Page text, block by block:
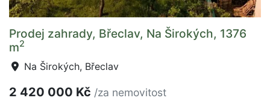
Prodej zahrady, Břeclav, Na Širokých, 1376
m2
Na Širokých, Břeclav
2 420 000 Kč /za nemovitost